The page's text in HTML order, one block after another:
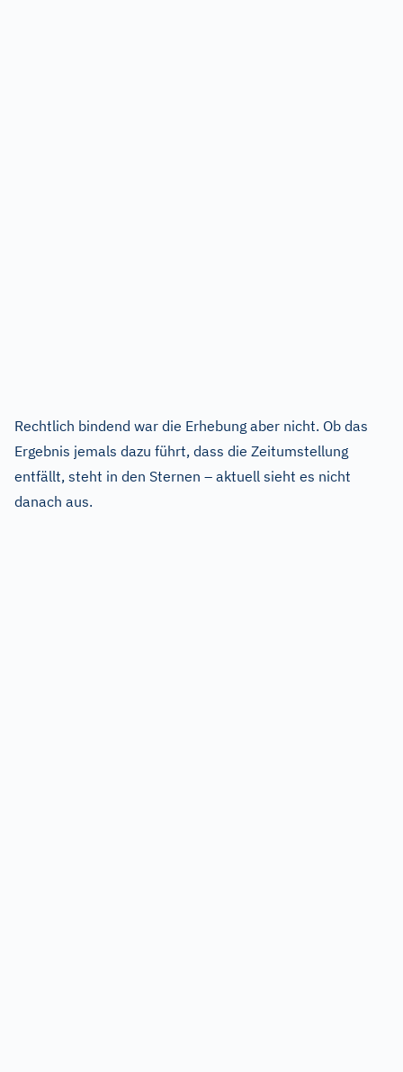
Rechtlich bindend war die Erhebung aber nicht. Ob das
Ergebnis jemals dazu führt, dass die Zeitumstellung
entfällt, steht in den Sternen – aktuell sieht es nicht
danach aus.